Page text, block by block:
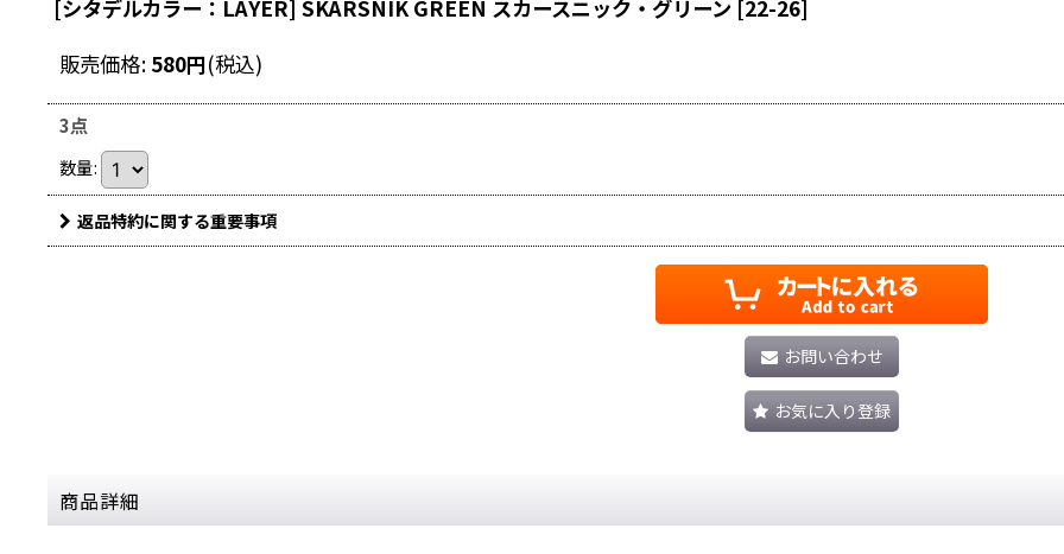
[シタデルカラー：LAYER] SKARSNIK GREEN スカースニック・グリーン [22-26]
販売価格: 580円(税込)
3点
数量:
返品特約に関する重要事項
お問い合わせ
お気に入り登録
商品詳細